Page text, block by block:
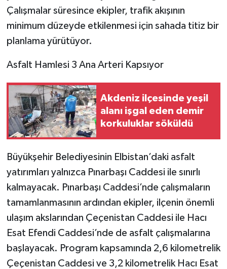
Çalışmalar süresince ekipler, trafik akışının
minimum düzeyde etkilenmesi için sahada titiz bir
planlama yürütüyor.
Asfalt Hamlesi 3 Ana Arteri Kapsıyor
Akdeniz ilçesinde yeşil
alanı işgal eden demir
korkuluklar söküldü
Büyükşehir Belediyesinin Elbistan’daki asfalt
yatırımları yalnızca Pınarbaşı Caddesi ile sınırlı
kalmayacak. Pınarbaşı Caddesi’nde çalışmaların
tamamlanmasının ardından ekipler, ilçenin önemli
ulaşım akslarından Çeçenistan Caddesi ile Hacı
Esat Efendi Caddesi’nde de asfalt çalışmalarına
başlayacak. Program kapsamında 2,6 kilometrelik
Çeçenistan Caddesi ve 3,2 kilometrelik Hacı Esat